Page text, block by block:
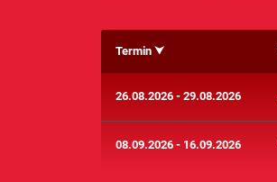
Termin
26.08.2026 - 29.08.2026
08.09.2026 - 16.09.2026